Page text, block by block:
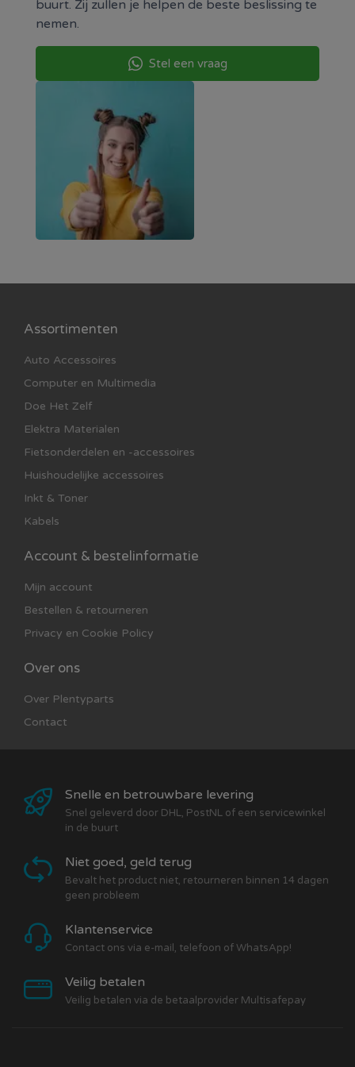
buurt. Zij zullen je helpen de beste beslissing te
nemen.
Stel een vraag
Assortimenten
Auto Accessoires
Computer en Multimedia
Doe Het Zelf
Elektra Materialen
Fietsonderdelen en -accessoires
Huishoudelijke accessoires
Inkt & Toner
Kabels
Account & bestelinformatie
Mijn account
Bestellen & retourneren
Privacy en Cookie Policy
Over ons
Over Plentyparts
Contact
Snelle en betrouwbare levering
Snel geleverd door DHL, PostNL of een servicewinkel
in de buurt
Niet goed, geld terug
Bevalt het product niet, retourneren binnen 14 dagen
geen probleem
Klantenservice
Contact ons via e-mail, telefoon of WhatsApp!
Veilig betalen
Veilig betalen via de betaalprovider Multisafepay